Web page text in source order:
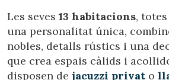
Les seves 13 habitacions,
una personalitat única,
nobles, detalls rústics i una
que crea espais càlids i
disposen de jacuzzi privat o